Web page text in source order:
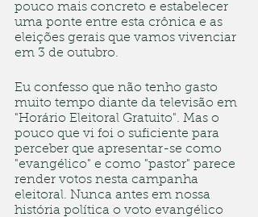
pouco mais concreto e estabelecer
uma ponte entre esta crônica e as
eleições gerais que vamos vivenciar
em 3 de outubro.
Eu confesso que não tenho gasto
muito tempo diante da televisão em
"Horário Eleitoral Gratuito". Mas o
pouco que vi foi o suficiente para
perceber que apresentar-se como
"evangélico" e como "pastor" parece
render votos nesta campanha
eleitoral. Nunca antes em nossa
história política o voto evangélico